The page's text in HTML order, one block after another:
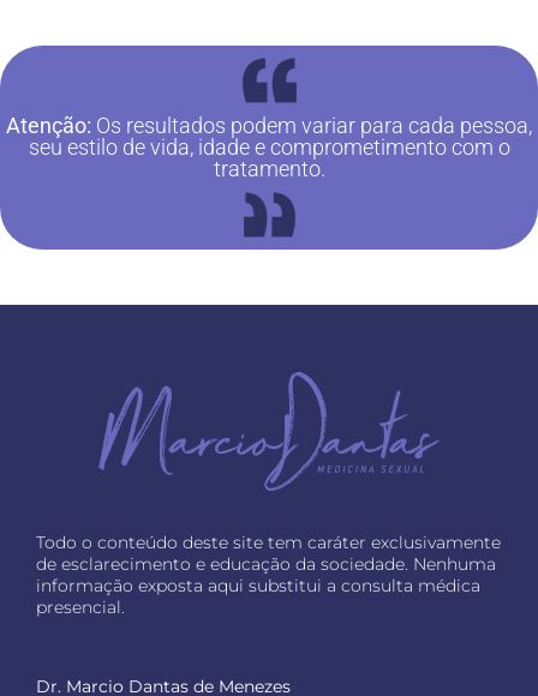
Atenção: Os resultados podem variar para cada pessoa,
seu estilo de vida, idade e comprometimento com o
tratamento.
Todo o conteúdo deste site tem caráter exclusivamente
de esclarecimento e educação da sociedade. Nenhuma
informação exposta aqui substitui a consulta médica
presencial.
Dr. Marcio Dantas de Menezes